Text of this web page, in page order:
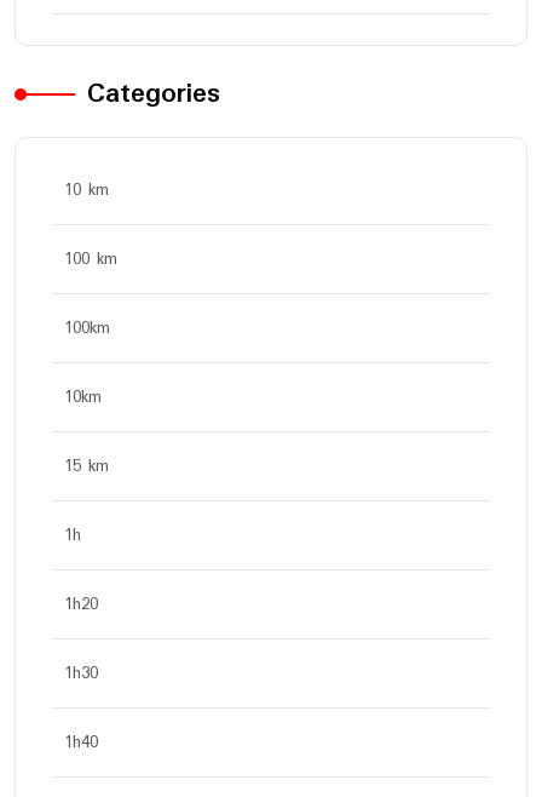
Categories
10 km
100 km
100km
10km
15 km
1h
1h20
1h30
1h40